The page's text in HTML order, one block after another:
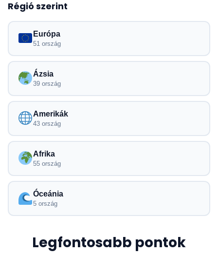
eszközökkel vagy utazókkal.
24/7 chat ügyfélszolgálat, hogy segítsen
Tökéletes digitális nomádoknak, gyakori
rugalmasságot és megbízhatóságot igényelnek.
Régió szerint
Európa
51 ország
Ázsia
39 ország
Amerikák
43 ország
Afrika
55 ország
Óceánia
5 ország
Legfontosabb pontok